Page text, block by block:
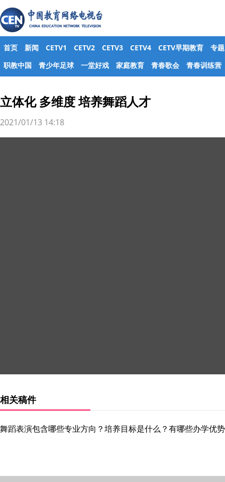
首页 新闻 CETV1 CETV2 CETV3 CETV4 CETV早期教育
专题
职教中国
青少年足球 一堂好戏 家庭教育 青春歌会 青春训练营
立体化 多维度 培养舞蹈人才
2021/01/13 14:18
相关稿件
舞蹈表演包含哪些专业方向？培养目标是什么？有哪些办学优